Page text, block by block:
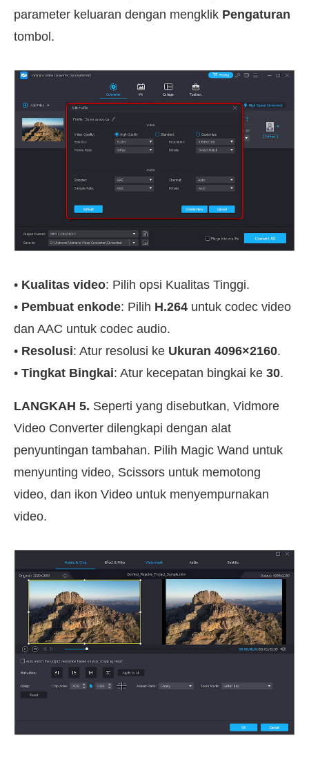
parameter keluaran dengan mengklik Pengaturan
tombol.
• Kualitas video: Pilih opsi Kualitas Tinggi.
• Pembuat enkode: Pilih H.264 untuk codec video
dan AAC untuk codec audio.
• Resolusi: Atur resolusi ke Ukuran 4096×2160.
• Tingkat Bingkai: Atur kecepatan bingkai ke 30.
LANGKAH 5. Seperti yang disebutkan, Vidmore
Video Converter dilengkapi dengan alat
penyuntingan tambahan. Pilih Magic Wand untuk
menyunting video, Scissors untuk memotong
video, dan ikon Video untuk menyempurnakan
video.